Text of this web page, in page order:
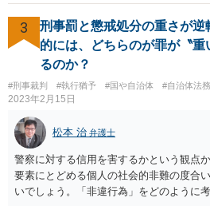
でしょう。 両者をそろえるに越したこと
自体は各学校によって慣例として定めら
離脱日も、学校によって異なるようです
題はないでしょう。 ＞万一、効力発生日
なる出来事が起こったとしたら、その証
く、証明書としては無効化されるという
自然でしょう。 ただし、卒業証書自体は
が、全課程を修了したという事実につい
点では、そのこと自体は過去の事実とし
自体の無効かどうかという法的な効力を
う。 問題は、証書そのものではなく、在
て学籍を剥奪されたかどうか、というこ
証書自体の議論とは直接関係しないと思い
3
刑事罰と懲戒処分の重さが逆
的には、どちらのが罪が〝
るのか？
#刑事裁判 #執行猶予 #国や自治体 #自治体法務
2023年2月15日
松本 治 弁護士
警察に対する信用を害するかという観点
要素にとどめる個人の社会的非難の度合
いでしょう。「非違行為」をどのように